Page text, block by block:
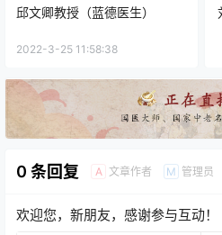
邱文卿教授（蓝德医生）
2022-3-25 11:58:38
0 条回复 A 文章作者 M 管理员
欢迎您，新朋友，感谢参与互动！